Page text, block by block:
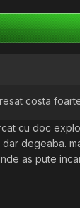
costa
cu doc
degeaba.
as pute